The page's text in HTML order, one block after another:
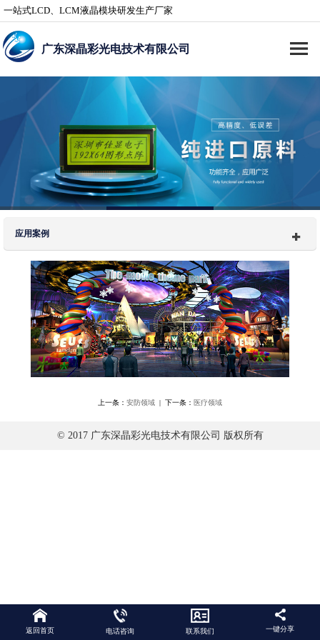
一站式LCD、LCM液晶模块研发生产厂家
广东深晶彩光电技术有限公司
应用案例
上一条： 安防领域 | 下一条： 医疗领域
© 2017 广东深晶彩光电技术有限公司 版权所有
返回首页 电话咨询 联系我们 一键分享